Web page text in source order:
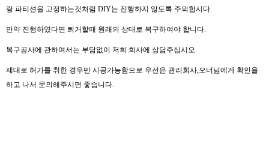
랑 파티션을 고정하는것처럼 DIY는 진행하지 않도록 주의합시다.
만약 진행하였다면 퇴거할때 원래의 상태로 복구하여야 합니다.
복구공사에 관하여서는 부담없이 저희 회사에 상담주십시오.
제대로 허가를 취한 경우만 시공가능함으로 우선은 관리회사,오너님에게 확인을
하고 나서 문의해주시면 좋습니다.